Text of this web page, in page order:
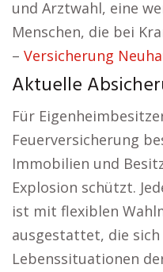
und Arztwahl, eine
Menschen, die bei
– Versicherung
Aktuelle
Für
Feuerversicherung
Immobilien und
Explosion schützt.
ist mit flexiblen
ausgestattet, die
Lebenssituationen